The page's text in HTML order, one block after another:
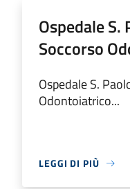
Ospedale
Soccorso
Ospedale S.
Odontoiatrico...
LEGGI DI PIÙ